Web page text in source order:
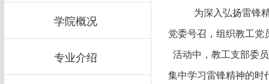
学院概况
专业介绍
为深入弘扬雷锋
党委号召，组织教工党
活动中，教工支部委
集中学习雷锋精神的时